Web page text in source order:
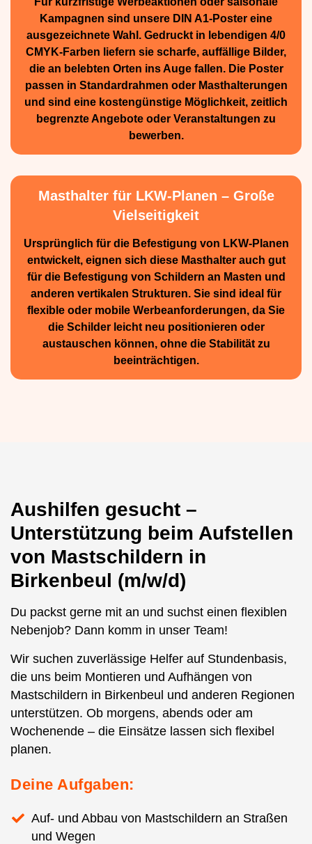
Kampagnen sind unsere DIN A1-Poster eine
ausge­zeichnete Wahl. Gedruckt in lebendigen 4/0
CMYK-Farben liefern sie scharfe, auffällige Bilder,
die an belebten Orten ins Auge fallen. Die Poster
passen in Standardrahmen oder Masthalterungen
und sind eine kostengünstige Möglichkeit, zeitlich
begrenzte Angebote oder Veranstaltungen zu
bewerben.
Masthalter für LKW-Planen – Große
Vielseitigkeit
Ursprünglich für die Be­festigung von LKW-Planen
entwickelt, eignen sich diese Masthalter auch gut
für die Befestigung von Schildern an Masten und
anderen vertikalen Strukturen. Sie sind ideal für
flexible oder mobile Werbean­forderungen, da Sie
die Schilder leicht neu positio­nieren oder
austauschen können, ohne die Stabilität zu
beeinträchtigen.
Aushilfen gesucht –
Unterstützung beim Aufstellen
von Mastschildern in
Birkenbeul (m/w/d)
Du packst gerne mit an und suchst einen flexiblen
Nebenjob? Dann komm in unser Team!
Wir suchen zuverlässige Helfer auf Stundenbasis,
die uns beim Montieren und Aufhängen von
Mastschildern in Birkenbeul und anderen Regionen
unterstützen. Ob morgens, abends oder am
Wochenende – die Einsätze lassen sich flexibel
planen.
Deine Aufgaben:
Auf- und Abbau von Mastschildern an Straßen
und Wegen